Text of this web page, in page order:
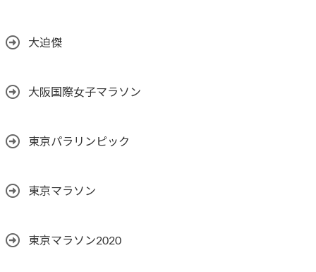
大迫傑
大阪国際女子マラソン
東京パラリンピック
東京マラソン
東京マラソン2020